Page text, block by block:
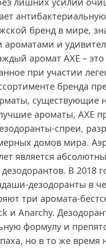
бренд в мире,
ароматами и
аромат AXE –
при участии
бренда
существующие
ароматы, AXE
спреи,
домов мира.
является
В 2018
дезодоранты в
три аромата-
и Anarchy.
формулу и
но в то же время